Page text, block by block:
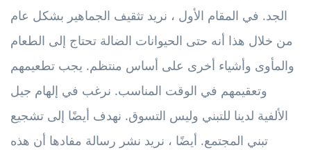
الجد. في المقام الأول ، نريد تثقيف الجماهير بشكل عام
من خلال هذا أنه حتى الحيوانات الضالة تحتاج إلى الطعام
والمأوى وأشياء أخرى على أساس منتظم. يجب تطعيمهم
وتعقيمهم في الوقت المناسب. نرغب في إلهام جيل
الألفية لدينا للتبني وليس التسوق. نهدف أيضًا إلى تشجيع
تبني المجتمع. أيضًا ، نريد نشر رسالة مفادها أن هذه